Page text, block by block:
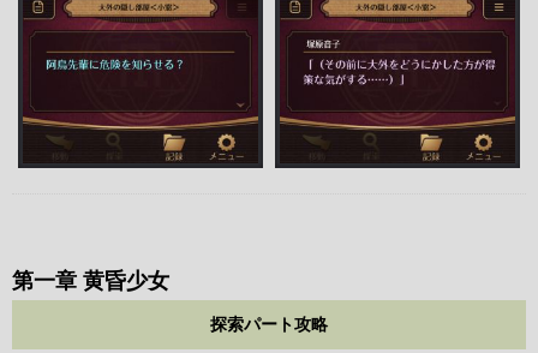
第一章 黄昏少女
探索パート攻略